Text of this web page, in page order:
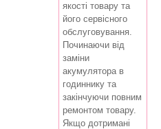
якості товару та
його сервісного
обслуговування.
Починаючи від
заміни
акумулятора в
годиннику та
закінчуючи повним
ремонтом товару.
Якщо дотримані